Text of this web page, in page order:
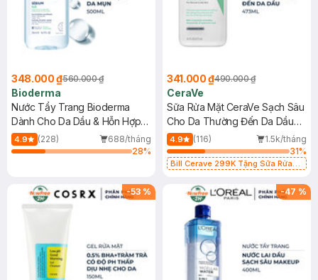
348.000 ₫560.000 ₫
Bioderma
Nước Tẩy Trang Bioderma
Dành Cho Da Dầu & Hỗn Hợp
500ml
4.9 (228)
688/tháng
28%
341.000 ₫490.000 ₫
CeraVe
Sữa Rửa Mặt CeraVe Sạch Sâu
Cho Da Thường Đến Da Dầu
473ml
4.9 (116)
1.5k/tháng
31%
Bill Cerave 299K Tặng Sữa Rửa
-53 % -47 %